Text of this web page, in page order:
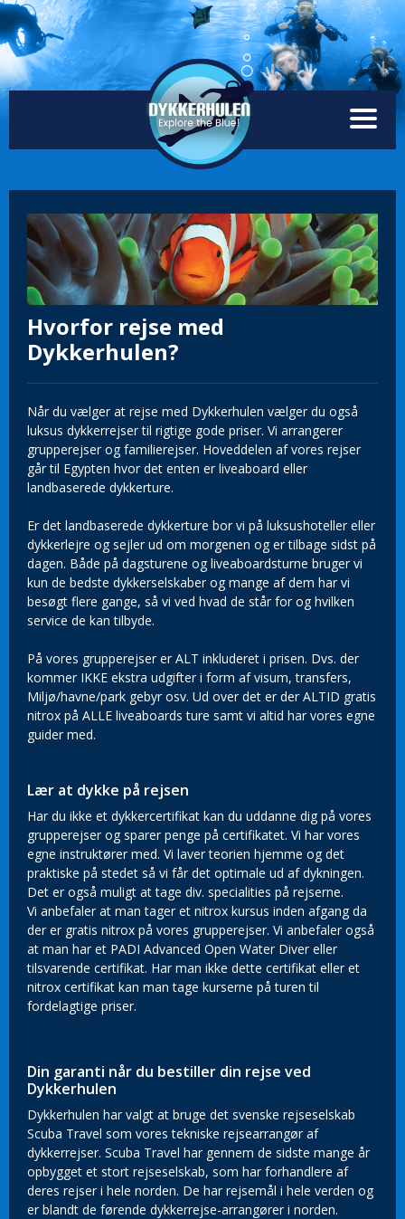
Hvorfor rejse med
Dykkerhulen?
Når du vælger at rejse med Dykkerhulen vælger du også
luksus dykkerrejser til rigtige gode priser. Vi arrangerer
grupperejser og familierejser. Hoveddelen af vores rejser
går til Egypten hvor det enten er liveaboard eller
landbaserede dykkerture.
Er det landbaserede dykkerture bor vi på luksushoteller eller
dykkerlejre og sejler ud om morgenen og er tilbage sidst på
dagen. Både på dagsturene og liveaboardsturne bruger vi
kun de bedste dykkerselskaber og mange af dem har vi
besøgt flere gange, så vi ved hvad de står for og hvilken
service de kan tilbyde.
På vores grupperejser er ALT inkluderet i prisen. Dvs. der
kommer IKKE ekstra udgifter i form af visum, transfers,
Miljø/havne/park gebyr osv. Ud over det er der ALTID gratis
nitrox på ALLE liveaboards ture samt vi altid har vores egne
guider med.
Lær at dykke på rejsen
Har du ikke et dykkercertifikat kan du uddanne dig på vores
grupperejser og sparer penge på certifikatet. Vi har vores
egne instruktører med. Vi laver teorien hjemme og det
praktiske på stedet så vi får det optimale ud af dykningen.
Det er også muligt at tage div. specialities på rejserne.
Vi anbefaler at man tager et nitrox kursus inden afgang da
der er gratis nitrox på vores grupperejser. Vi anbefaler også
at man har et PADI Advanced Open Water Diver eller
tilsvarende certifikat. Har man ikke dette certifikat eller et
nitrox certifikat kan man tage kurserne på turen til
fordelagtige priser.
Din garanti når du bestiller din rejse ved
Dykkerhulen
Dykkerhulen har valgt at bruge det svenske rejseselskab
Scuba Travel som vores tekniske rejsearrangør af
dykkerrejser. Scuba Travel har gennem de sidste mange år
opbygget et stort rejseselskab, som har forhandlere af
deres rejser i hele norden. De har rejsemål i hele verden og
er blandt de førende dykkerrejse-arrangører i norden.